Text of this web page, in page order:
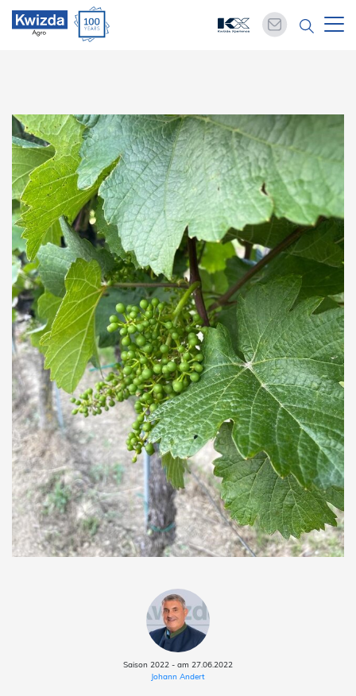
Saison 2022 - am 27.06.2022
Johann Andert